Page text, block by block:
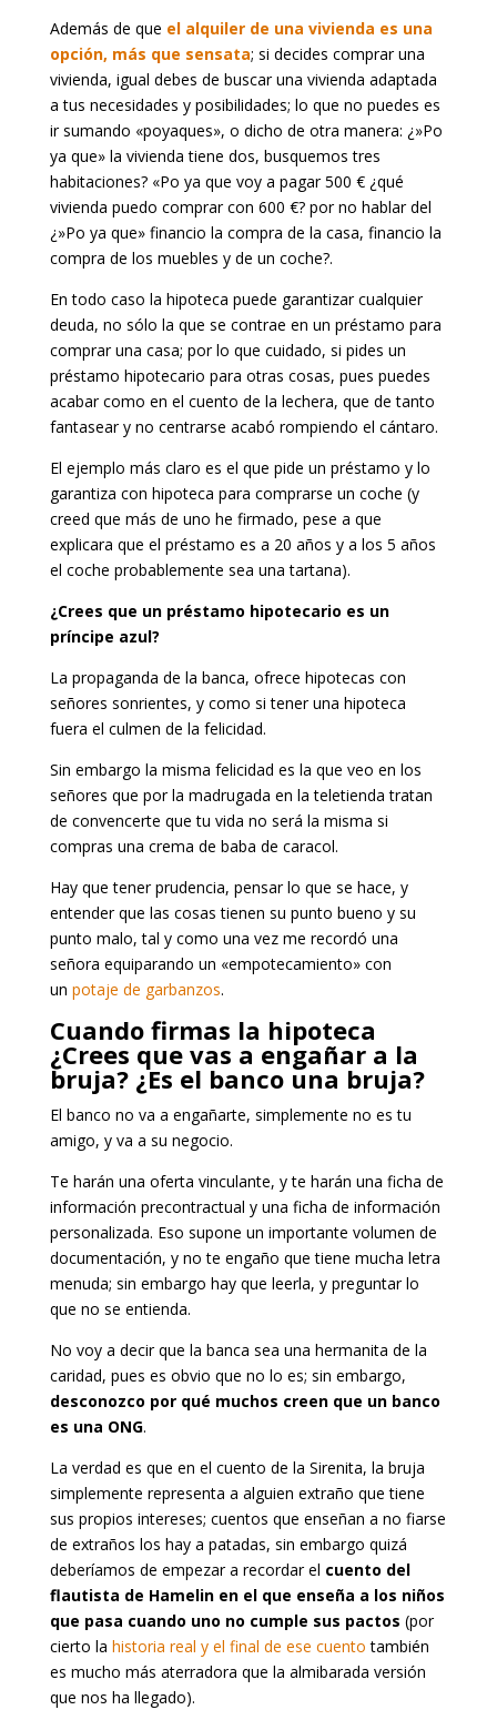
Además de que el alquiler de una vivienda es una
opción, más que sensata; si decides comprar una
vivienda, igual debes de buscar una vivienda adaptada
a tus necesidades y posibilidades; lo que no puedes es
ir sumando «poyaques», o dicho de otra manera: ¿»Po
ya que» la vivienda tiene dos, busquemos tres
habitaciones? «Po ya que voy a pagar 500 € ¿qué
vivienda puedo comprar con 600 €? por no hablar del
¿»Po ya que» financio la compra de la casa, financio la
compra de los muebles y de un coche?.
En todo caso la hipoteca puede garantizar cualquier
deuda, no sólo la que se contrae en un préstamo para
comprar una casa; por lo que cuidado, si pides un
préstamo hipotecario para otras cosas, pues puedes
acabar como en el cuento de la lechera, que de tanto
fantasear y no centrarse acabó rompiendo el cántaro.
El ejemplo más claro es el que pide un préstamo y lo
garantiza con hipoteca para comprarse un coche (y
creed que más de uno he firmado, pese a que
explicara que el préstamo es a 20 años y a los 5 años
el coche probablemente sea una tartana).
¿Crees que un préstamo hipotecario es un
príncipe azul?
La propaganda de la banca, ofrece hipotecas con
señores sonrientes, y como si tener una hipoteca
fuera el culmen de la felicidad.
Sin embargo la misma felicidad es la que veo en los
señores que por la madrugada en la teletienda tratan
de convencerte que tu vida no será la misma si
compras una crema de baba de caracol.
Hay que tener prudencia, pensar lo que se hace, y
entender que las cosas tienen su punto bueno y su
punto malo, tal y como una vez me recordó una
señora equiparando un «empotecamiento» con
un potaje de garbanzos.
Cuando firmas la hipoteca
¿Crees que vas a engañar a la
bruja? ¿Es el banco una bruja?
El banco no va a engañarte, simplemente no es tu
amigo, y va a su negocio.
Te harán una oferta vinculante, y te harán una ficha de
información precontractual y una ficha de información
personalizada. Eso supone un importante volumen de
documentación, y no te engaño que tiene mucha letra
menuda; sin embargo hay que leerla, y preguntar lo
que no se entienda.
No voy a decir que la banca sea una hermanita de la
caridad, pues es obvio que no lo es; sin embargo,
desconozco por qué muchos creen que un banco
es una ONG.
La verdad es que en el cuento de la Sirenita, la bruja
simplemente representa a alguien extraño que tiene
sus propios intereses; cuentos que enseñan a no fiarse
de extraños los hay a patadas, sin embargo quizá
deberíamos de empezar a recordar el cuento del
flautista de Hamelin en el que enseña a los niños
que pasa cuando uno no cumple sus pactos (por
cierto la historia real y el final de ese cuento también
es mucho más aterradora que la almibarada versión
que nos ha llegado).